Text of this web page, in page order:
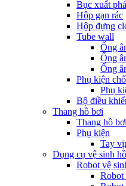
Bục xuất
Hộp gạn rác
Hộp đựng
Tube wall
Ống
Ống
Ống
Phụ kiện
Phụ
Bộ điều
Thang hồ bơi
Thang hồ
Phụ kiện
Tay
Dụng cụ vệ sinh
Robot vệ
Robot